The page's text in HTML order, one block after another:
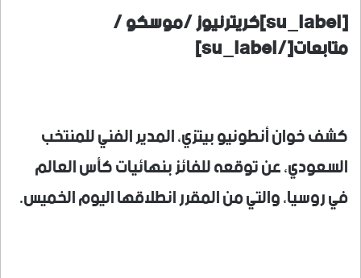
[su_label]كريترنيوز /موسكو /
متابعات[/su_label]
كشف خوان أنطونيو بيتزي، المدير الفني للمنتخب
السعودي، عن توقعه للفائز بنهائيات كأس العالم
في روسيا، والتي من المقرر انطلاقها اليوم الخميس.